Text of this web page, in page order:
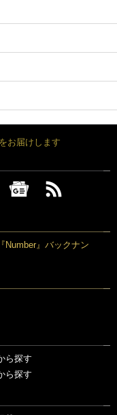
お届けします
Number』バックナン
ら探す
ら探す